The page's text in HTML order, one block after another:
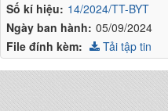
Số kí hiệu: 14/2024/TT-BYT
Ngày ban hành: 05/09/2024
File đính kèm: Tải tập tin